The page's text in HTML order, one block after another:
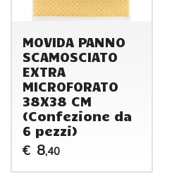
MOVIDA PANNO
SCAMOSCIATO
EXTRA
MICROFORATO
38X38 CM
(Confezione da
6 pezzi)
€ 8,40